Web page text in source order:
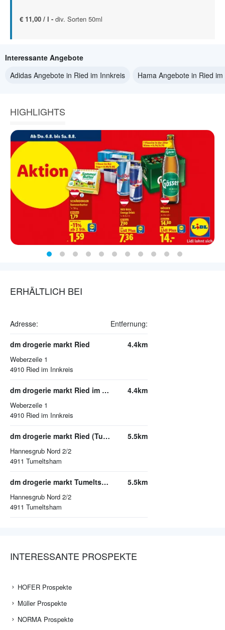
€ 11,00 / l - div. Sorten 50ml
Interessante Angebote
Adidas Angebote in Ried im Innkreis
Hama Angebote in Ried
HIGHLIGHTS
ERHÄLTLICH BEI
Adresse: Entfernung:
dm drogerie markt Ried
Weberzeile 1
4910 Ried im Innkreis
4.4km
dm drogerie markt Ried im Innkreis
Weberzeile 1
4910 Ried im Innkreis
4.4km
dm drogerie markt Ried (Tumeltsham)
Hannesgrub Nord 2/2
4911 Tumeltsham
5.5km
dm drogerie markt Tumeltsham
Hannesgrub Nord 2/2
4911 Tumeltsham
5.5km
INTERESSANTE PROSPEKTE
HOFER Prospekte
Müller Prospekte
NORMA Prospekte